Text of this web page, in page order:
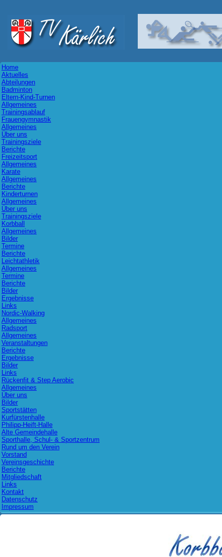
Home
Aktuelles
Abteilungen
Badminton
Eltern-Kind-Turnen
Allgemeines
Trainingsablauf
Frauengymnastik
Allgemeines
Über uns
Trainingsziele
Berichte
Freizeitsport
Allgemeines
Karate
Allgemeines
Berichte
Kinderturnen
Allgemeines
Über uns
Trainingsziele
Korbball
Allgemeines
Bilder
Termine
Berichte
Leichtathletik
Allgemeines
Termine
Berichte
Bilder
Ergebnisse
Links
Nordic-Walking
Allgemeines
Radsport
Allgemeines
Veranstaltungen
Berichte
Ergebnisse
Bilder
Links
Rückenfit & Step Aerobic
Allgemeines
Über uns
Bilder
Sportstätten
Kurfürstenhalle
Philipp-Heift-Halle
Alte Gemeindehalle
Sporthalle, Schul- & Sportzentrum
Rund um den Verein
Vorstand
Vereinsgeschichte
Berichte
Mitgliedschaft
Links
Kontakt
Datenschutz
Impressum